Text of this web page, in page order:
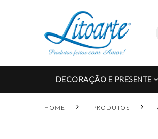
DECORAÇÃO E PRESENTE
HOME PRODUTOS